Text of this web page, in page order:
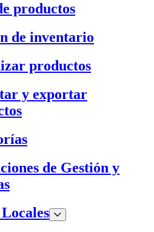
productos
de inventario
productos
y exportar
de Gestión y